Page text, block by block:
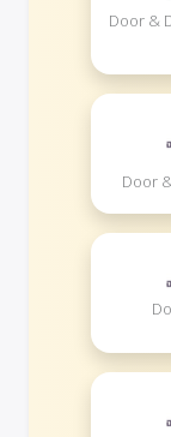
Door &
Door